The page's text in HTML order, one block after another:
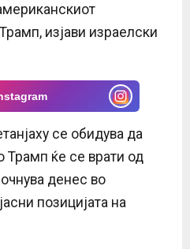
изјави израелски
се обидува да
Трамп ќе се врати од
денес во
позицијата на